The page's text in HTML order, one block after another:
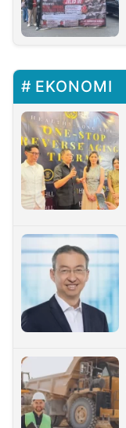
EKONOMI